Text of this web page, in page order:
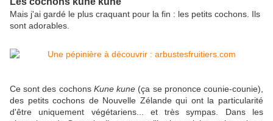
Mais j'ai gardé le plus craquant pour la fin : les petits cochons. Ils
sont adorables.
Ce sont des cochons Kune kune (ça se prononce counie-counie),
des petits cochons de Nouvelle Zélande qui ont la particularité
d'être uniquement végétariens... et très sympas. Dans les